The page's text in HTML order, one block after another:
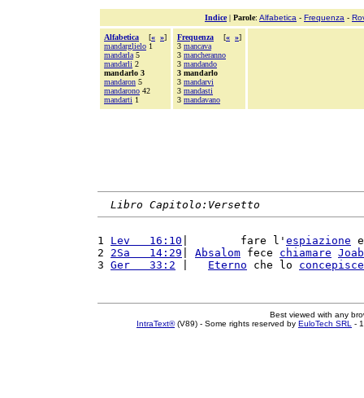
Indice| Parole: Alfabetica - Frequenza -
Alfabetica [« »]
mandarglielo 1
mandarla 5
mandarli 2
mandarlo 3
mandaron 5
mandarono 42
mandarti 1
Frequenza [« »]
3 mancava
3 mancheranno
3 mandando
3 mandarlo
3 mandarvi
3 mandasti
3 mandavano
Libro Capitolo:Versetto
1 Lev   16:10 |        fare l' espiazione
2 2Sa   14:29 Absalom fece chiamare Joab
3 Ger   33:2 Eterno che lo concepisce
Best viewed with any
IntraText®(V89) - Some rights reserved by EuloTech SRL -